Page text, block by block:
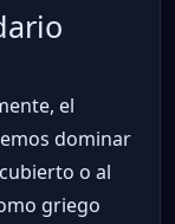
el
dominar
o al
griego